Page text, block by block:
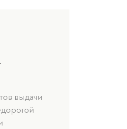
выдачи